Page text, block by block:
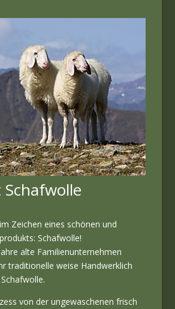
Zeichen eines schönen und
Schafwolle!
alte Familienunternehmen
traditionelle weise Handwerklich
von der ungewaschenen frisch